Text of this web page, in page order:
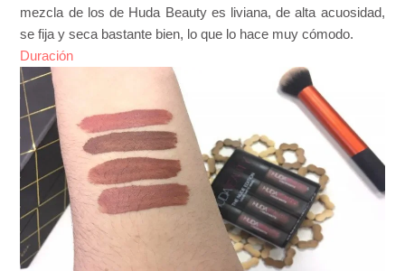
mezcla de los de Huda Beauty es liviana, de alta acuosidad,
se fija y seca bastante bien, lo que lo hace muy cómodo.
Duración